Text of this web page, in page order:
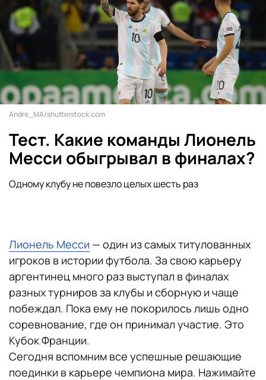
Andre_MA/shutterstock.com
Тест. Какие команды Лионель
Месси обыгрывал в финалах?
Одному клубу не повезло целых шесть раз
Лионель Месси — один из самых титулованных
игроков в истории футбола. За свою карьеру
аргентинец много раз выступал в финалах
разных турниров за клубы и сборную и чаще
побеждал. Пока ему не покорилось лишь одно
соревнование, где он принимал участие. Это
Кубок Франции.
Сегодня вспомним все успешные решающие
поединки в карьере чемпиона мира. Нажимайте